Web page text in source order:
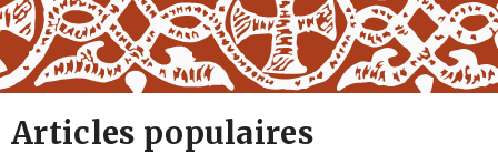
Articles populaires